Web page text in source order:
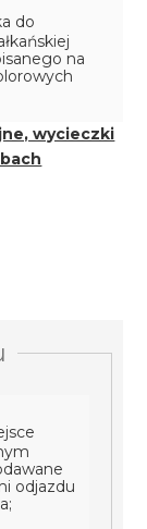
do
na
wycieczki
odjazdu